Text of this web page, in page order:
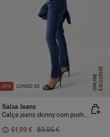
-31% LONGO 32 E
X
C
L
U
SI
V
E
O
N
L
I
N
E
Salsa Jeans
Calça jeans skinny com push-in secreto
61,99 € 89,95 €